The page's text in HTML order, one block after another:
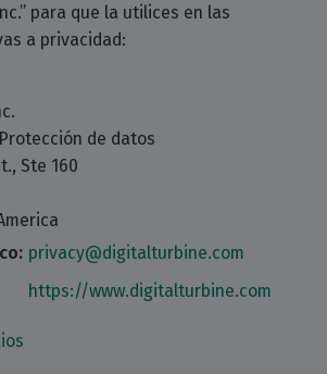
para que la utilices en las
a privacidad:
de datos
Ste 160
privacy@digitalturbine.com
https://www.digitalturbine.com